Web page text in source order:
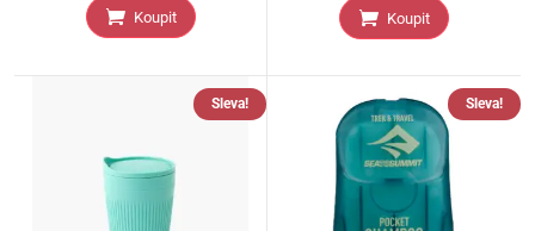
Koupit Koupit
Sleva! Sleva!